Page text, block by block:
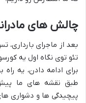
چالش های
بعد از ماجرای بارداری،
تئو توی نگاه اول یه
برای ادامه دادن، یه راه
طبق نقشه های ما
پیچیدگی ها و دشواری